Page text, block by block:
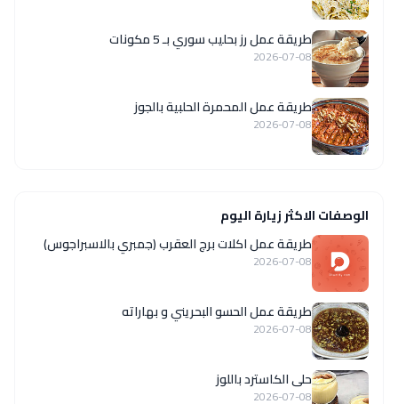
طريقة عمل رز بحليب سوري بـ 5 مكونات
2026-07-08
طريقة عمل المحمرة الحلبية بالجوز
2026-07-08
الوصفات الاكثر زيارة اليوم
طريقة عمل اكلات برج العقرب (جمبري بالاسبراجوس)
2026-07-08
طريقة عمل الحسو البحريني و بهاراته
2026-07-08
حلى الكاسترد باللوز
2026-07-08